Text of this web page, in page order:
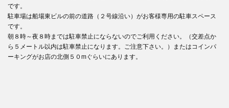
です。
駐車場は船場東ビルの前の道路（２号線沿い）がお客様専用の駐車スペース
です。
朝８時～夜８時までは駐車禁止にならないのでご利用ください。（交差点か
ら５メートル以内は駐車禁止になります。ご注意下さい。）またはコインパ
ーキングがお店の北側５０mぐらいにあります。